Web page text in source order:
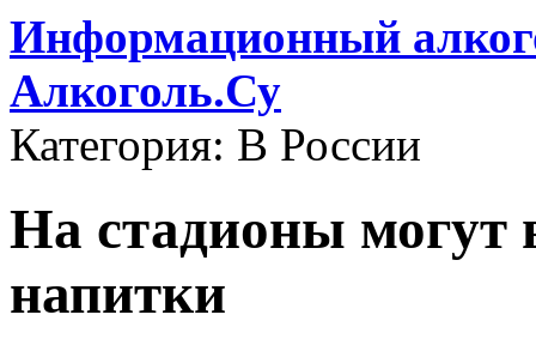
Информационный
Алкоголь.Су
Категория: В России
На стадионы могут
напитки